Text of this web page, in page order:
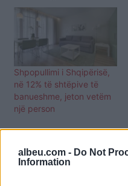
albeu.com - Do Not
Information
Shpopullimi i Shqipërisë,
në 12% të shtëpive të
banueshme, jeton vetëm
një person